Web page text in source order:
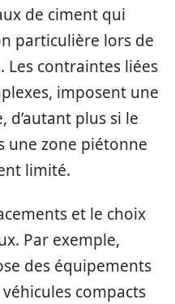
de ciment qui
particulière lors de
Les contraintes liées
imposent une
plus si le
une zone piétonne
limité.
et le choix
Par exemple,
des équipements
compacts